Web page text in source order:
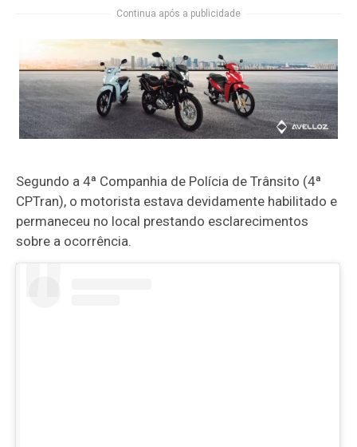
Continua após a publicidade
Segundo a4ª Companhia de Polícia de Trânsito (4ª
CPTran), o motorista estava devidamente habilitado e
permaneceu no local prestando esclarecimentos
sobre a ocorrência.